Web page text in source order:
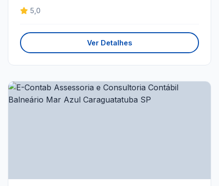
5,0
Ver Detalhes